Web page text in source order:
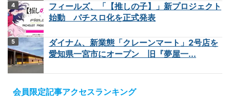
フィールズ、「【推しの子】」新プロジェクト
始動 パチスロ化を正式発表
ダイナム、新業態「クレーンマート」2号店を
愛知県一宮市にオープン 旧『夢屋一...
会員限定記事アクセスランキング